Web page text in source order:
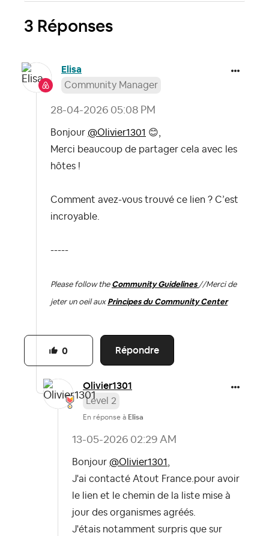
3 Réponses
Elisa
Community Manager
‎28-04-2026 05:08 PM
Bonjour @Olivier1301 😊,
Merci beaucoup de partager cela avec les
hôtes !
Comment avez-vous trouvé ce lien ? C’est
incroyable.
-----
Please follow the Community Guidelines //Merci de
jeter un oeil aux Principes du Community Center
Répondre
0
Olivier1301
Level 2
En réponse à Elisa
‎13-05-2026 02:29 AM
Bonjour @Olivier1301
J'ai contacté Atout France.pour avoir
le lien et le chemin de la liste mise à
jour des organismes agréés.
J'étais notamment surpris que sur